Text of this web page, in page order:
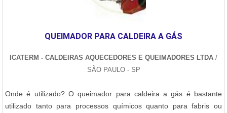
QUEIMADOR PARA CALDEIRA A GÁS
ICATERM - CALDEIRAS AQUECEDORES E QUEIMADORES LTDA /
SÃO PAULO - SP
Onde é utilizado? O queimador para caldeira a gás é bastante
utilizado tanto para processos químicos quanto para fabris ou